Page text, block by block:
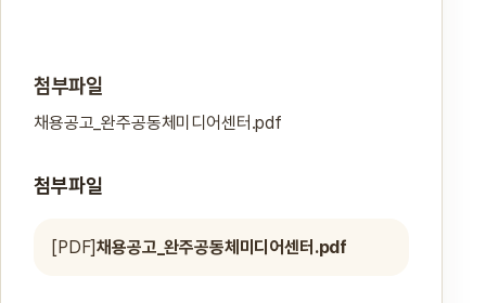
첨부파일
채용공고_완주공동체미디어센터.pdf
첨부파일
[PDF]채용공고_완주공동체미디어센터.pdf